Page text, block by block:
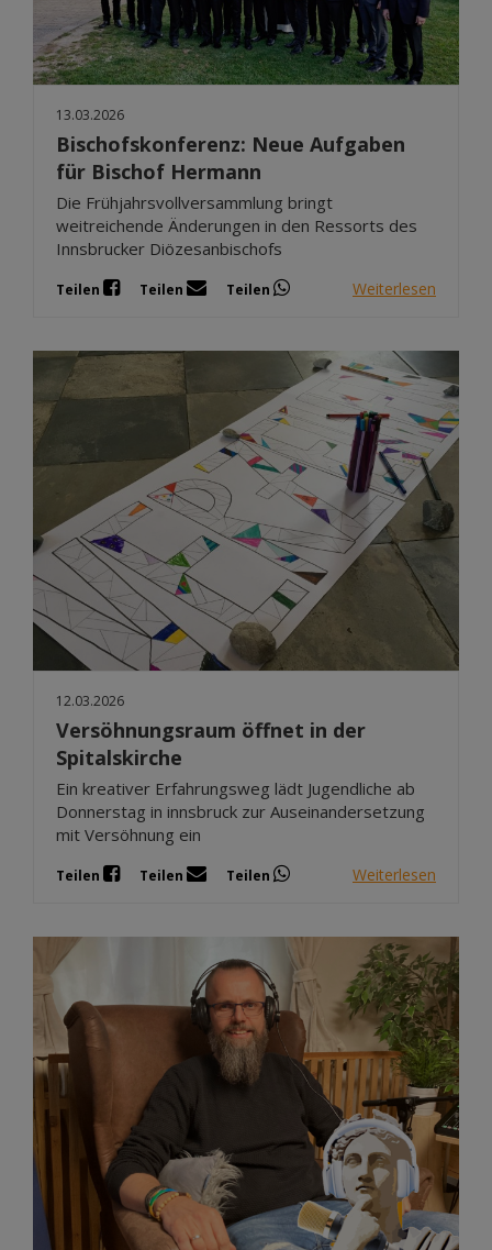
13.03.2026
Bischofskonferenz: Neue Aufgaben
für Bischof Hermann
Die Frühjahrsvollversammlung bringt
weitreichende Änderungen in den Ressorts des
Innsbrucker Diözesanbischofs
Teilen Teilen Teilen Weiterlesen
12.03.2026
Versöhnungsraum öffnet in der
Spitalskirche
Ein kreativer Erfahrungsweg lädt Jugendliche ab
Donnerstag in innsbruck zur Auseinandersetzung
mit Versöhnung ein
Teilen Teilen Teilen Weiterlesen